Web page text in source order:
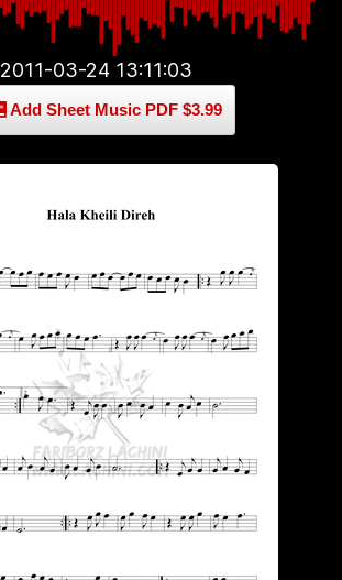
2011-03-24 13:11:03
Add Sheet Music PDF $3.99